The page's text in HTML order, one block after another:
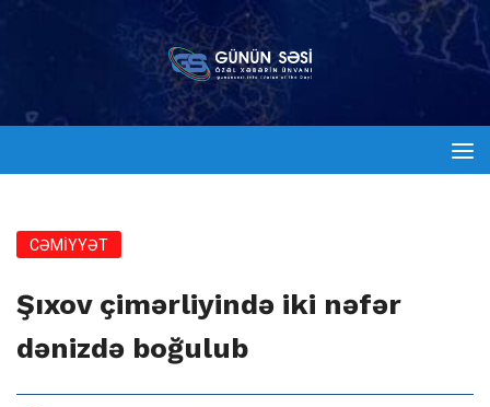
CƏMİYYƏT
Şıxov çimərliyində iki nəfər
dənizdə boğulub